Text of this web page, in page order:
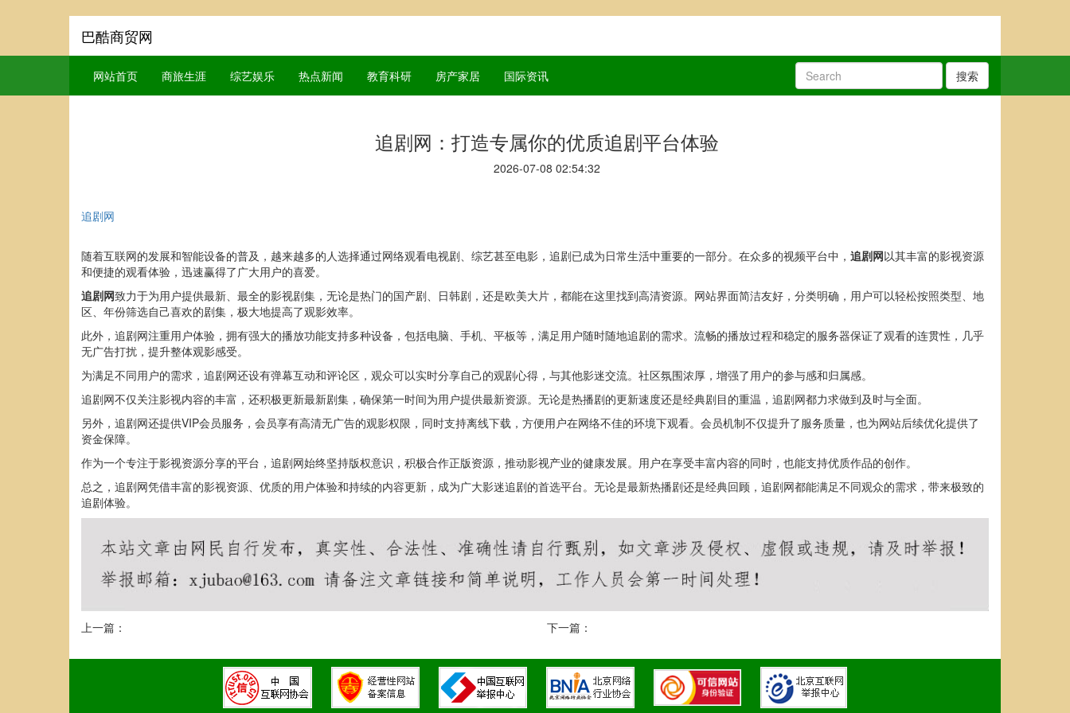
巴酷商贸网
网站首页 商旅生涯 综艺娱乐 热点新闻 教育科研 房产家居 国际资讯 搜索
追剧网：打造专属你的优质追剧平台体验
2026-07-08 02:54:32
追剧网
随着互联网的发展和智能设备的普及，越来越多的人选择通过网络观看电视剧、综艺甚至电影，追剧已成为日常生活中重要的一部分。在众多的视频平台中， 追剧网以其丰富的影视资源
和便捷的观看体验，迅速赢得了广大用户的喜爱。
追剧网致力于为用户提供最新、最全的影视剧集，无论是热门的国产剧、日韩剧，还是欧美大片，都能在这里找到高清资源。网站界面简洁友好，分类明确，用户可以轻松按照类型、地
区、年份筛选自己喜欢的剧集，极大地提高了观影效率。
此外，追剧网注重用户体验，拥有强大的播放功能支持多种设备，包括电脑、手机、平板等，满足用户随时随地追剧的需求。流畅的播放过程和稳定的服务器保证了观看的连贯性，几乎
无广告打扰，提升整体观影感受。
为满足不同用户的需求，追剧网还设有弹幕互动和评论区，观众可以实时分享自己的观剧心得，与其他影迷交流。社区氛围浓厚，增强了用户的参与感和归属感。
追剧网不仅关注影视内容的丰富，还积极更新最新剧集，确保第一时间为用户提供最新资源。无论是热播剧的更新速度还是经典剧目的重温，追剧网都力求做到及时与全面。
另外，追剧网还提供VIP会员服务，会员享有高清无广告的观影权限，同时支持离线下载，方便用户在网络不佳的环境下观看。会员机制不仅提升了服务质量，也为网站后续优化提供了
资金保障。
作为一个专注于影视资源分享的平台，追剧网始终坚持版权意识，积极合作正版资源，推动影视产业的健康发展。用户在享受丰富内容的同时，也能支持优质作品的创作。
总之，追剧网凭借丰富的影视资源、优质的用户体验和持续的内容更新，成为广大影迷追剧的首选平台。无论是最新热播剧还是经典回顾，追剧网都能满足不同观众的需求，带来极致的
追剧体验。
上一篇： 下一篇：